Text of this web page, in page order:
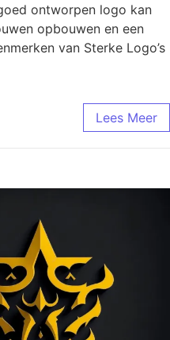
ontworpen logo kan
opbouwen en een
van Sterke Logo’s
Lees Meer